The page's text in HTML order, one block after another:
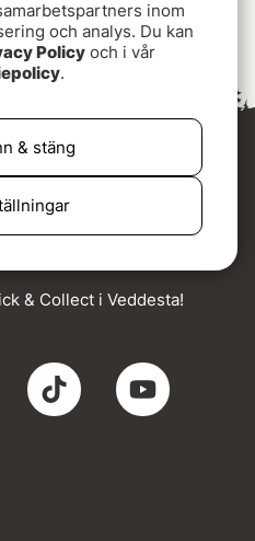
& Collect i Veddesta!
inom
och analys. Du kan
Policy och i vår
.
& stäng